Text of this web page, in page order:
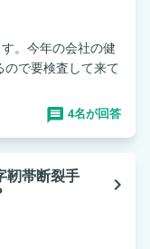
。今年の会社の健
ので要検査して来て
4名が回答
靭帯断裂手
navigate_next